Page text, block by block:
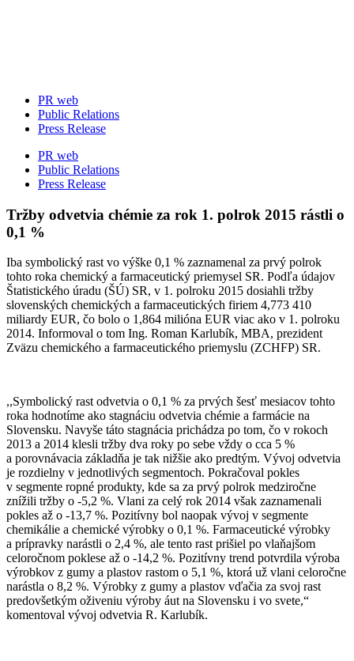
PR web
Public Relations
Press Release
PR web
Public Relations
Press Release
Tržby odvetvia chémie za rok 1. polrok 2015 rástli o
0,1 %
Iba symbolický rast vo výške 0,1 % zaznamenal za prvý polrok
tohto roka chemický a farmaceutický priemysel SR. Podľa údajov
Štatistického úradu (ŠÚ) SR, v 1. polroku 2015 dosiahli tržby
slovenských chemických a farmaceutických firiem 4,773 410
miliardy EUR, čo bolo o 1,864 milióna EUR viac ako v 1. polroku
2014. Informoval o tom Ing. Roman Karlubík, MBA, prezident
Zväzu chemického a farmaceutického priemyslu (ZCHFP) SR.
,,Symbolický rast odvetvia o 0,1 % za prvých šesť mesiacov tohto
roka hodnotíme ako stagnáciu odvetvia chémie a farmácie na
Slovensku. Navyše táto stagnácia prichádza po tom, čo v rokoch
2013 a 2014 klesli tržby dva roky po sebe vždy o cca 5 %
a porovnávacia základňa je tak nižšie ako predtým. Vývoj odvetvia
je rozdielny v jednotlivých segmentoch. Pokračoval pokles
v segmente ropné produkty, kde sa za prvý polrok medziročne
znížili tržby o -5,2 %. Vlani za celý rok 2014 však zaznamenali
pokles až o -13,7 %. Pozitívny bol naopak vývoj v segmente
chemikálie a chemické výrobky o 0,1 %. Farmaceutické výrobky
a prípravky narástli o 2,4 %, ale tento rast prišiel po vlaňajšom
celoročnom poklese až o -14,2 %. Pozitívny trend potvrdila výroba
výrobkov z gumy a plastov rastom o 5,1 %, ktorá už vlani celoročne
narástla o 8,2 %. Výrobky z gumy a plastov vďačia za svoj rast
predovšetkým oživeniu výroby áut na Slovensku i vo svete,“
komentoval vývoj odvetvia R. Karlubík.